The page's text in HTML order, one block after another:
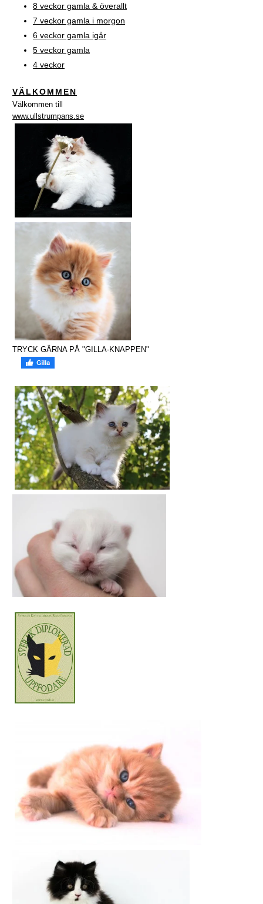
8 veckor gamla & överallt
7 veckor gamla i morgon
6 veckor gamla igår
5 veckor gamla
4 veckor
VÄLKOMMEN
Välkommen till
www.ullstrumpans.se
TRYCK GÄRNA PÅ "GILLA-KNAPPEN"